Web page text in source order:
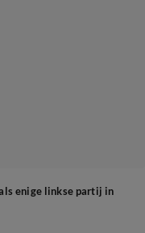
enige linkse partij in